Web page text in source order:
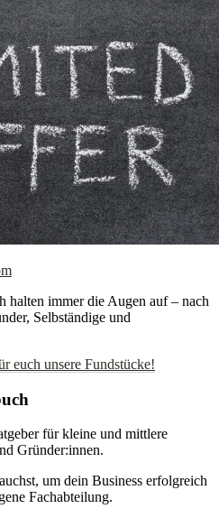
halten immer die Augen auf – nach
Selbständige und
euch unsere Fundstücke!
für kleine und mittlere
Gründer:innen.
um dein Business erfolgreich
Fachabteilung.